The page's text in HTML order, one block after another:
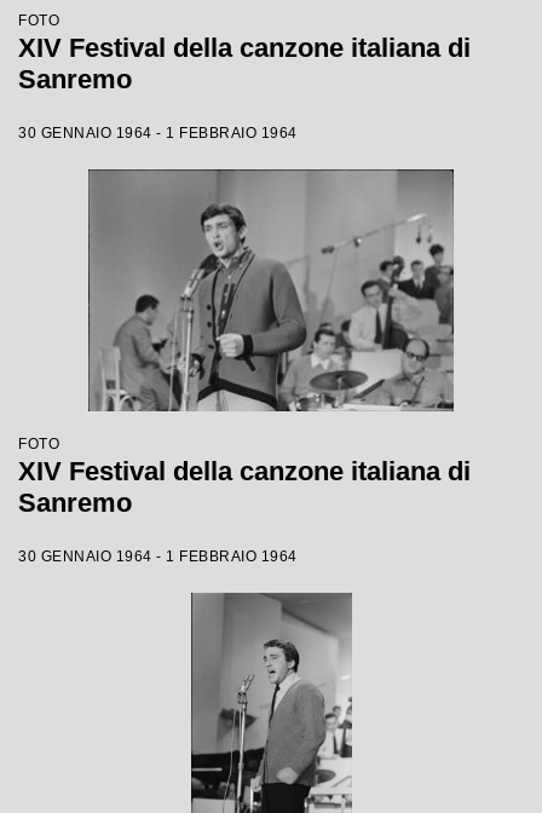
FOTO
XIV Festival della canzone italiana di
Sanremo
30 GENNAIO 1964 - 1 FEBBRAIO 1964
FOTO
XIV Festival della canzone italiana di
Sanremo
30 GENNAIO 1964 - 1 FEBBRAIO 1964